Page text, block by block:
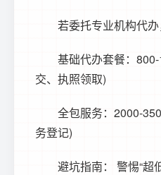
若委托专业机构代办
基础代办套餐：
交、执照领取)
全包服务：2000-
务登记)
避坑指南： 警惕“超